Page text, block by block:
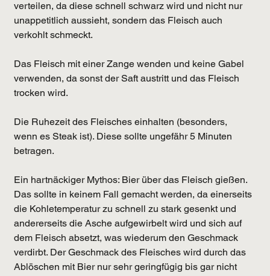
verteilen, da diese schnell schwarz wird und nicht nur
unappetitlich aussieht, sondern das Fleisch auch
verkohlt schmeckt.
Das Fleisch mit einer Zange wenden und keine Gabel
verwenden, da sonst der Saft austritt und das Fleisch
trocken wird.
Die Ruhezeit des Fleisches einhalten (besonders,
wenn es Steak ist). Diese sollte ungefähr 5 Minuten
betragen.
Ein hartnäckiger Mythos: Bier über das Fleisch gießen.
Das sollte in keinem Fall gemacht werden, da einerseits
die Kohletemperatur zu schnell zu stark gesenkt und
andererseits die Asche aufgewirbelt wird und sich auf
dem Fleisch absetzt, was wiederum den Geschmack
verdirbt. Der Geschmack des Fleisches wird durch das
Ablöschen mit Bier nur sehr geringfügig bis gar nicht